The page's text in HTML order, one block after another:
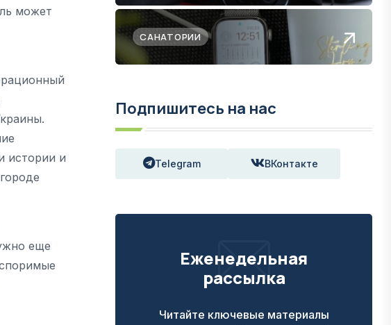
может
истории и
еще
САНАТОРИИ
Подпишитесь на нас
Telegram ВКонтакте
Еженедельная
рассылка
Читайте ключевые материалы